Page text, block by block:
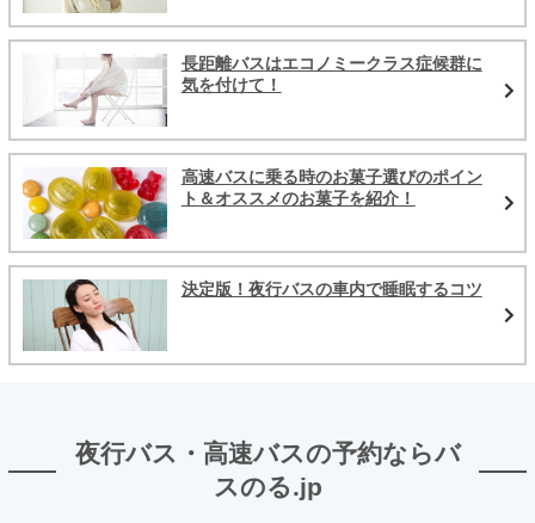
長距離バスはエコノミークラス症候群に
気を付けて！
高速バスに乗る時のお菓子選びのポイン
ト＆オススメのお菓子を紹介！
決定版！夜行バスの車内で睡眠するコツ
夜行バス・高速バスの予約ならバ
スのる.jp